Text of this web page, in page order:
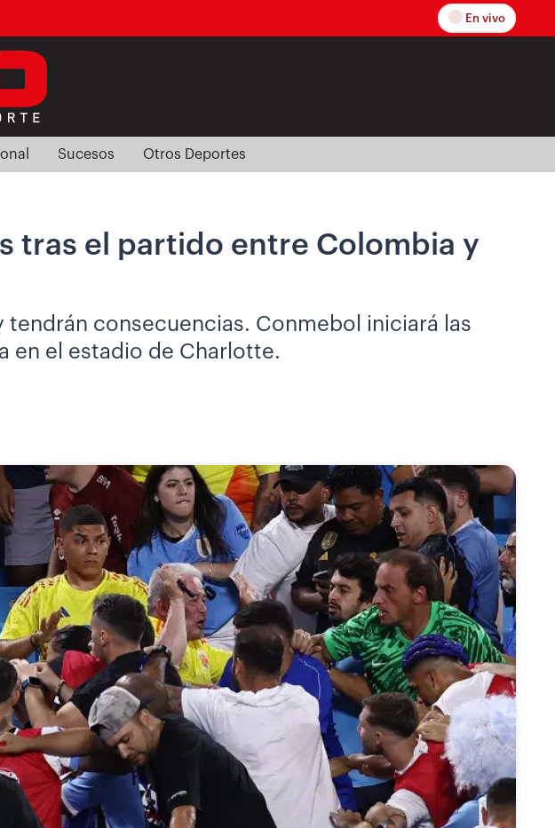
En vivo
Sucesos Otros Deportes
tras el partido entre Colombia y
consecuencias. Conmebol iniciará las
en el estadio de Charlotte.